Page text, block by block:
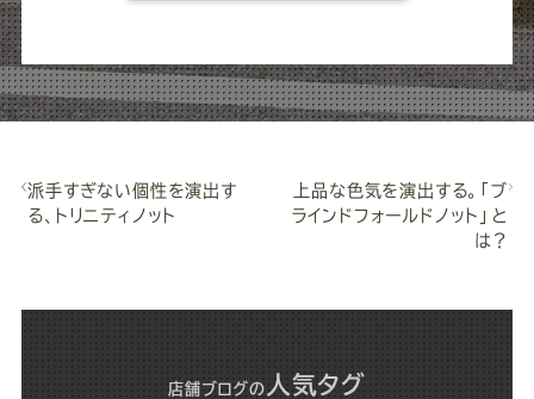
派手すぎない個性を演出す
る、トリニティノット
上品な色気を演出する。「ブ
ラインドフォールドノット」と
は？
店舗ブログの 人気タグ